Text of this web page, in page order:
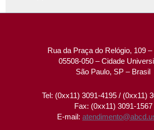
Rua da Praça do Relógio, 109
05508-050 – Cidade
São Paulo, SP – Brasil
Tel: (0xx11) 3091-4195 / (0xx11)
Fax: (0xx11) 3091-1567
E-mail: